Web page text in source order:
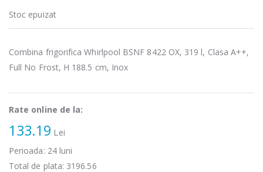
Stoc epuizat
Combina frigorifica Whirlpool BSNF 8422 OX, 319 l, Clasa A++,
Full No Frost, H 188.5 cm, Inox
Rate online de la:
133.19 Lei
Perioada: 24luni
Total de plata: 3196.56
-25%
Fierbator
electric cu filtru
...
89,00 Lei
549,00 Lei
-33%
carne
NobeLTek ...
DC1000SSBK ...
139,00 Lei
Heinner ...